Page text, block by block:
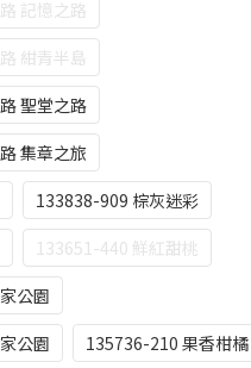
記憶之路
紺青半島
聖堂之路
集章之旅
133838-909 棕灰迷彩
133651-440 鮮紅甜桃
公園
公園
135736-210 果香柑橘